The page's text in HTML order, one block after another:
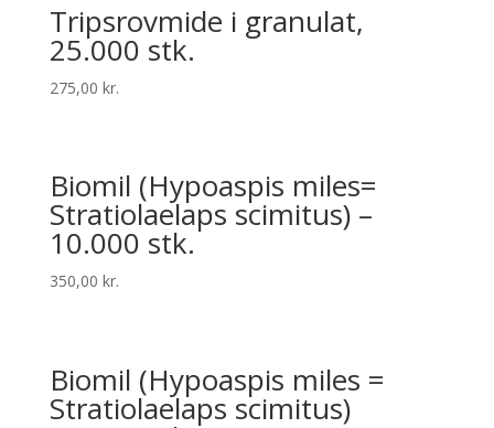
Trip­srovmide i granulat,
25.000 stk.
275,00 kr.
Bio­mil (Hypoaspis miles=
Stratiolaelaps scimitus) –
10.000 stk.
350,00 kr.
Biomil (Hypoaspis miles =
Stratiolaelaps scimitus)